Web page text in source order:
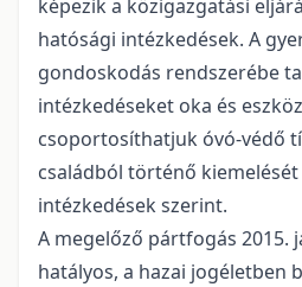
képezik a közigazgatási
hatósági intézkedések. A
gondoskodás rendszerébe
intézkedéseket oka és
csoportosíthatjuk óvó-védő
családból történő
intézkedések szerint.
A megelőző pártfogás 2015.
hatályos, a hazai jogéletben